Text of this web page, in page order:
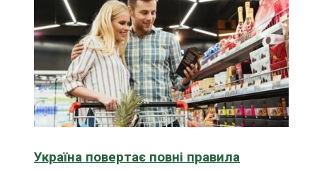
Україна повертає повні правила